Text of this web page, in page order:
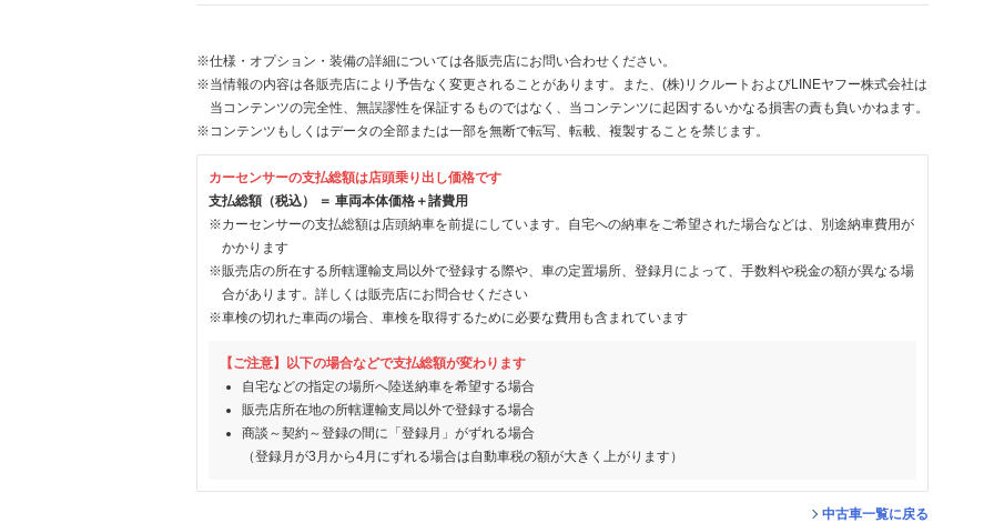
※仕様・オプション・装備の詳細については各販売店にお問い合わせください。
※当情報の内容は各販売店により予告なく変更されることがあります。また、(株)リクルートおよびLINEヤフー株式会社は
当コンテンツの完全性、無誤謬性を保証するものではなく、当コンテンツに起因するいかなる損害の責も負いかねます。
※コンテンツもしくはデータの全部または一部を無断で転写、転載、複製することを禁じます。
カーセンサーの支払総額は店頭乗り出し価格です
支払総額（税込） ＝ 車両本体価格＋諸費用
※カーセンサーの支払総額は店頭納車を前提にしています。自宅への納車をご希望された場合などは、別途納車費用が
かかります
※販売店の所在する所轄運輸支局以外で登録する際や、車の定置場所、登録月によって、手数料や税金の額が異なる場
合があります。詳しくは販売店にお問合せください
※車検の切れた車両の場合、車検を取得するために必要な費用も含まれています
【ご注意】以下の場合などで支払総額が変わります
自宅などの指定の場所へ陸送納車を希望する場合
販売店所在地の所轄運輸支局以外で登録する場合
商談～契約～登録の間に「登録月」がずれる場合
（登録月が3月から4月にずれる場合は自動車税の額が大きく上がります）
中古車一覧に戻る